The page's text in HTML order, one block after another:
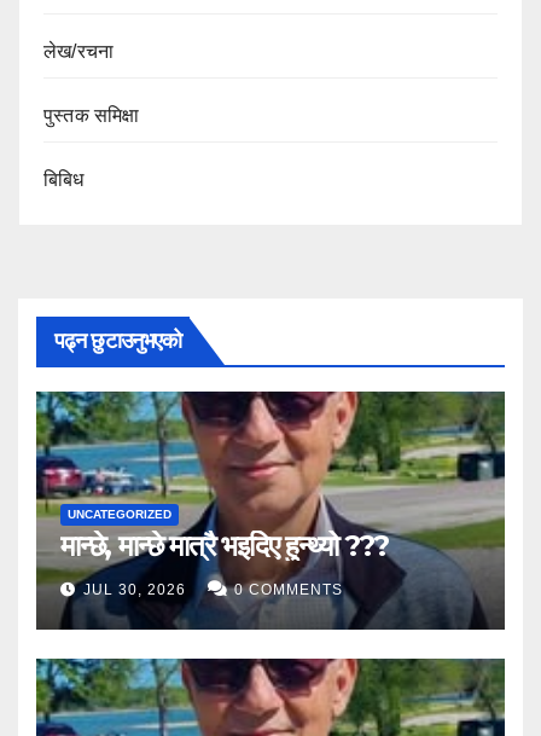
लेख/रचना
पुस्तक समिक्षा
बिबिध
पढ्न छुटाउनुभएको
UNCATEGORIZED
मान्छे, मान्छे मात्रै भइदिए हुन्थ्यो ???
JUL 30, 2026 0 COMMENTS